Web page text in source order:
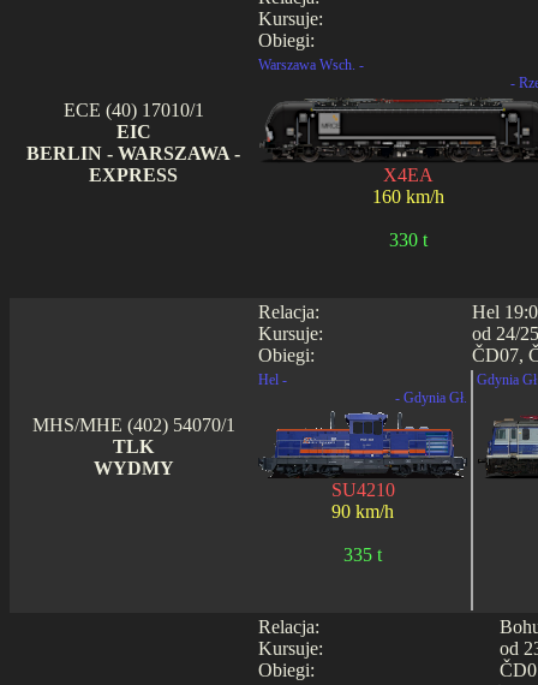
Kursuje:
Obiegi:
ECE (40) 17010/1
EIC
BERLIN - WARSZAWA -
EXPRESS
Warszawa Wsch. -
-
X4EA
160 km/h
330 t
Relacja:
Kursuje:
Obiegi:
Hel
od 24/
ČD07,
MHS/MHE (402) 54070/1
TLK
WYDMY
Hel -
- Gdynia Gł.
SU4210
90 km/h
335 t
Gdynia
Relacja:
Kursuje:
Obiegi:
od